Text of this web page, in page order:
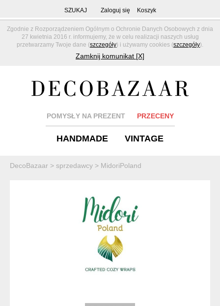
Zgodnie z Rozporządzeniem Ogólnym o Ochronie Danych Osobowych z dnia
27 kwietnia 2016 r. informujemy, że w celu realizacji naszych usług
przetwarzamy Twoje dane (szczegóły) i używamy cookies (szczegóły).
Zamknij komunikat [X]
SZUKAJ Zaloguj się Koszyk
POMYSŁY NA PREZENT PRZECENY
HANDMADE VINTAGE
DecoBazaar > sprzedawcy > MidoriPoland